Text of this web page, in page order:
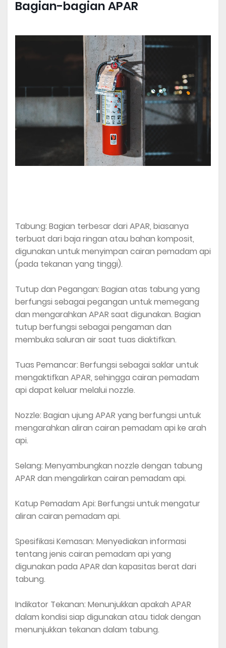
Bagian-bagian APAR
Tabung: Bagian terbesar dari APAR, biasanya
terbuat dari baja ringan atau bahan komposit,
digunakan untuk menyimpan cairan pemadam api
(pada tekanan yang tinggi).
Tutup dan Pegangan: Bagian atas tabung yang
berfungsi sebagai pegangan untuk memegang
dan mengarahkan APAR saat digunakan. Bagian
tutup berfungsi sebagai pengaman dan
membuka saluran air saat tuas diaktifkan.
Tuas Pemancar: Berfungsi sebagai saklar untuk
mengaktifkan APAR, sehingga cairan pemadam
api dapat keluar melalui nozzle.
Nozzle: Bagian ujung APAR yang berfungsi untuk
mengarahkan aliran cairan pemadam api ke arah
api.
Selang: Menyambungkan nozzle dengan tabung
APAR dan mengalirkan cairan pemadam api.
Katup Pemadam Api: Berfungsi untuk mengatur
aliran cairan pemadam api.
Spesifikasi Kemasan: Menyediakan informasi
tentang jenis cairan pemadam api yang
digunakan pada APAR dan kapasitas berat dari
tabung.
Indikator Tekanan: Menunjukkan apakah APAR
dalam kondisi siap digunakan atau tidak dengan
menunjukkan tekanan dalam tabung.